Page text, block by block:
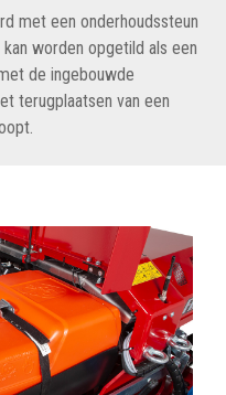
met een onderhoudssteun
worden opgetild als een
de ingebouwde
terugplaatsen van een